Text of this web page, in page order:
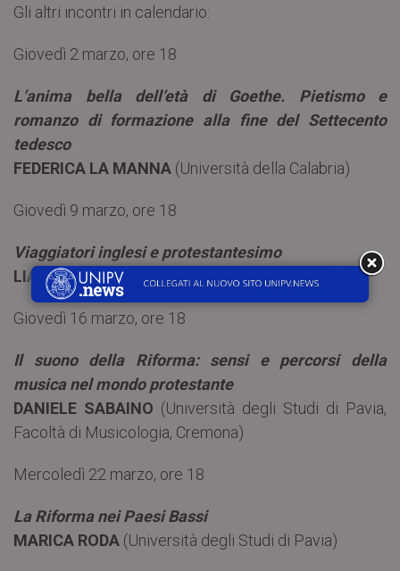
Gli altri incontri in calendario:
Giovedì 2 marzo, ore 18
L’anima bella dell’età di Goethe. Pietismo e
romanzo di formazione alla fine del Settecento
tedesco
FEDERICA LA MANNA (Università della Calabria)
Giovedì 9 marzo, ore 18
Viaggiatori inglesi e protestantesimo
LIA GUERRA(Università degli Studi di Pavia)
Giovedì 16 marzo, ore 18
Il suono della Riforma: sensi e percorsi della
musica nel mondo protestante
DANIELE SABAINO (Università degli Studi di Pavia,
Facoltà di Musicologia, Cremona)
Mercoledì 22 marzo, ore 18
La Riforma nei Paesi Bassi
MARICA RODA (Università degli Studi di Pavia)